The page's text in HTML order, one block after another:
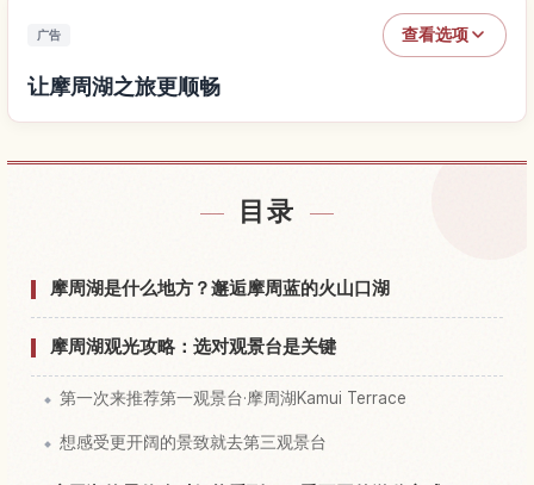
广告 查看选项
让摩周湖之旅更顺畅
目录
摩周湖是什么地方？邂逅摩周蓝的火山口湖
摩周湖观光攻略：选对观景台是关键
第一次来推荐第一观景台·摩周湖Kamui Terrace
想感受更开阔的景致就去第三观景台